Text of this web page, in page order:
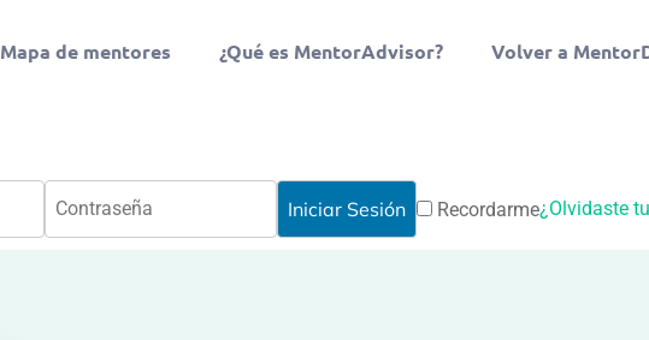
Mapa de mentores ¿Qué es MentorAdvisor? Volver a
Recordarme¿Olvidaste